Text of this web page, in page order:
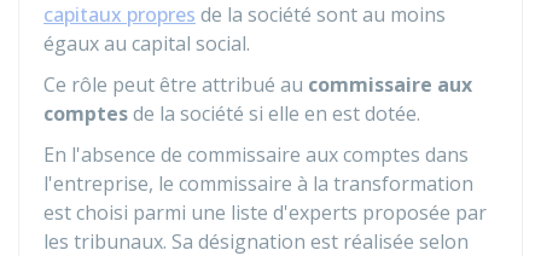
capitaux propres de la société sont au moins
égaux au capital social.
Ce rôle peut être attribué au commissaire aux
comptesde la société si elle en est dotée.
En l'absence de commissaire aux comptes dans
l'entreprise, le commissaire à la transformation
est choisi parmi une liste d'experts proposée par
les tribunaux. Sa désignation est réalisée selon